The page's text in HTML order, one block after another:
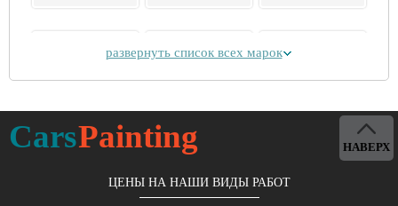
развернуть список всех марок
CarsPainting
ЦЕНЫ НА НАШИ ВИДЫ РАБОТ
НАВЕРХ